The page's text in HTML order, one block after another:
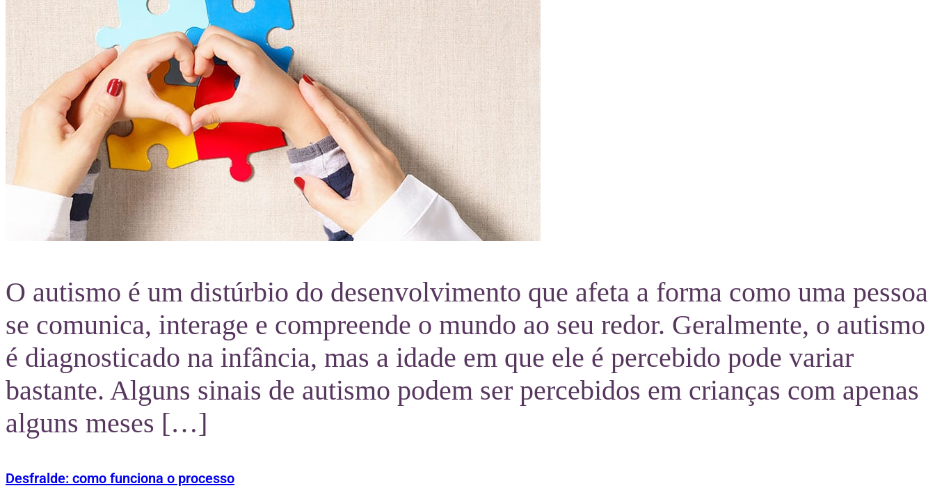
O autismo é um distúrbio do desenvolvimento que afeta a forma como uma pessoa
se comunica, interage e compreende o mundo ao seu redor. Geralmente, o autismo
é diagnosticado na infância, mas a idade em que ele é percebido pode variar
bastante. Alguns sinais de autismo podem ser percebidos em crianças com apenas
alguns meses […]
Desfralde: como funciona o processo